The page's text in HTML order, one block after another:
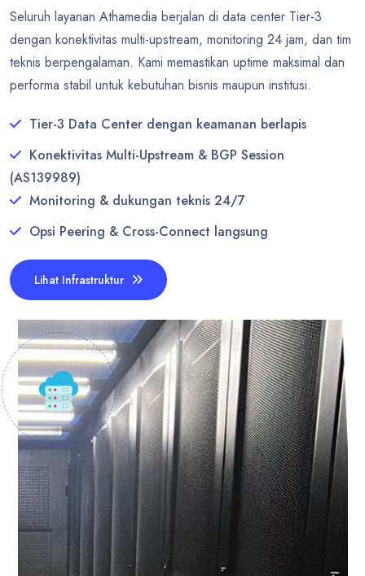
Seluruh layanan Athamedia berjalan di data center Tier-3
dengan konektivitas multi-upstream, monitoring 24 jam, dan tim
teknis berpengalaman. Kami memastikan uptime maksimal dan
performa stabil untuk kebutuhan bisnis maupun institusi.
Tier-3 Data Center dengan keamanan berlapis
Konektivitas Multi-Upstream & BGP Session
(AS139989)
Monitoring & dukungan teknis 24/7
Opsi Peering & Cross-Connect langsung
Lihat Infrastruktur